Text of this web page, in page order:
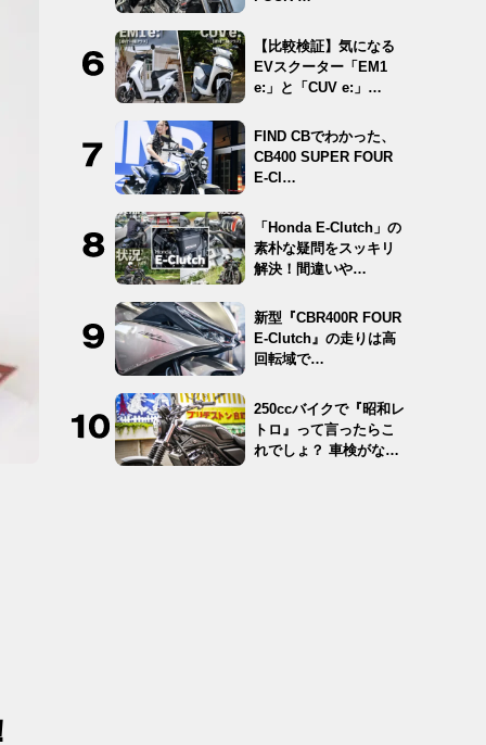
【比較検証】気になる
EVスクーター「EM1
e:」と「CUV e:」…
FIND CBでわかった、
CB400 SUPER FOUR
E-Cl…
「Honda E-Clutch」の
素朴な疑問をスッキリ
解決！間違いや…
新型『CBR400R FOUR
E-Clutch』の走りは高
回転域で…
250ccバイクで『昭和レ
トロ』って言ったらこ
れでしょ？ 車検がな